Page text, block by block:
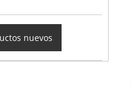
nuevos